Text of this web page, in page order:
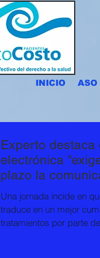
INICIO
Experto destaca
electrónica
plazo la
Una jornada incide en
traduce en un mejor
tratamientos por parte